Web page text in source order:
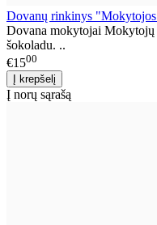
Dovanų rinkinys
Dovana mokytojai Mokytojų
šokoladu. ..
€1500
Į norų sąrašą